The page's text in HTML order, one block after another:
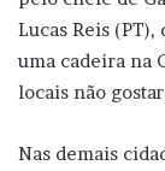
Lucas Reis
uma cadeira na
locais não
Nas demais